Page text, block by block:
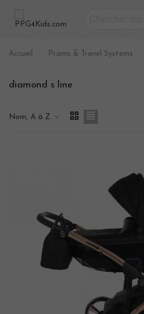
Accueil Prams & Travel Systems
diamond s line
Nom, A à Z